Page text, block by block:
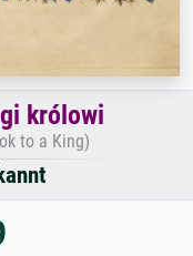
królowi
to a King)